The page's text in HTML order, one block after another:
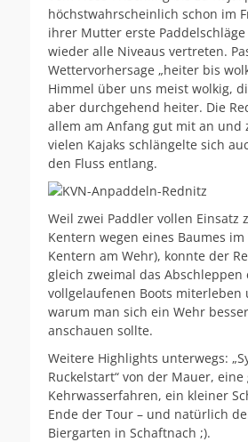
höchstwahrscheinlich schon im
ihrer Mutter erste
wieder alle Niveaus vertreten.
Wettervorhersage „heiter bis
Himmel über uns meist wolkig,
aber durchgehend heiter. Die
allem am Anfang gut mit an und
vielen Kajaks schlängelte sich
den Fluss entlang.
Weil zwei Paddler vollen Einsatz
Kentern wegen eines Baumes
Kentern am Wehr), konnte der
gleich zweimal das Abschleppen
vollgelaufenen Boots miterleben
warum man sich ein Wehr
anschauen sollte.
Weitere Highlights unterwegs:
Ruckelstart“ von der Mauer,
Kehrwasserfahren, ein kleiner
Ende der Tour – und natürlich
Biergarten in Schaftnach ;).